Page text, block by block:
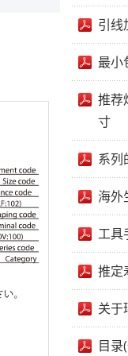
引线
最小
推荐
寸
系列
海外
工具
推定
关于
目录